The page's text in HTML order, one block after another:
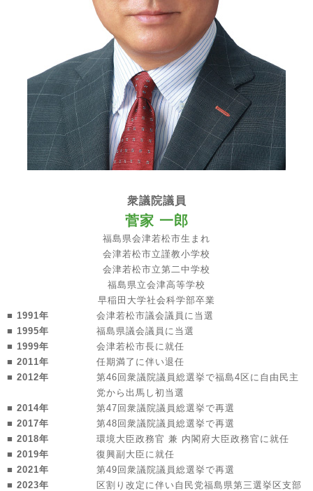
衆議院議員
菅家 一郎
福島県会津若松市生まれ
会津若松市立謹教小学校
会津若松市立第二中学校
福島県立会津高等学校
早稲田大学社会科学部卒業
■ 1991年
会津若松市議会議員に当選
■ 1995年
福島県議会議員に当選
■ 1999年
会津若松市長に就任
■ 2011年
任期満了に伴い退任
■ 2012年
第46回衆議院議員総選挙で福島4区に自由民主
党から出馬し初当選
■ 2014年
第47回衆議院議員総選挙で再選
■ 2017年
第48回衆議院議員総選挙で再選
■ 2018年
環境大臣政務官 兼 内閣府大臣政務官に就任
■ 2019年
復興副大臣に就任
■ 2021年
第49回衆議院議員総選挙で再選
■ 2023年
区割り改定に伴い自民党福島県第三選挙区支部